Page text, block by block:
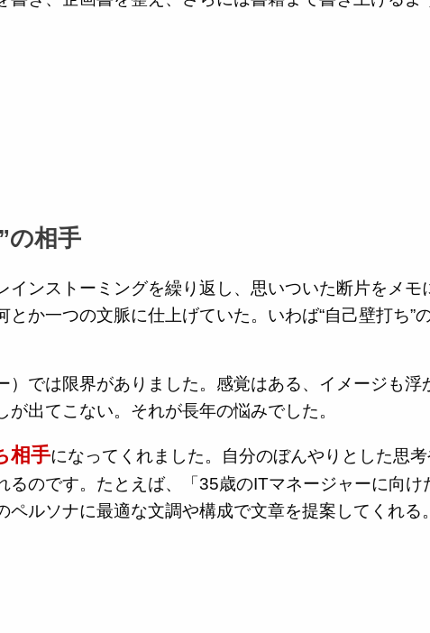
の相手
インストーミングを繰り返し、思いついた断片をメモ
か一つの文脈に仕上げていた。いわば“自己壁打ち”
）では限界がありました。感覚はある、イメージも浮
出てこない。それが長年の悩みでした。
相手になってくれました。自分のぼんやりとした思
るのです。たとえば、「35歳のITマネージャーに向け
ペルソナに最適な文調や構成で文章を提案してくれる